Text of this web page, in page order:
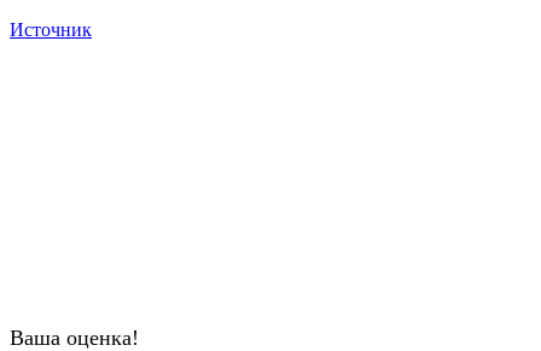
Источник
Ваша оценка!